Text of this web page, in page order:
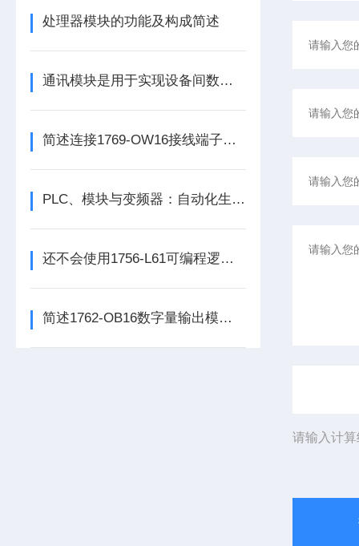
处理器模块的功能及构成简述
通讯模块是用于实现设备间数据传输与通信的集成化硬件组件
简述连接1769-OW16接线端子所需要注意的事项
PLC、模块与变频器：自动化生产的核心动力组合
还不会使用1756-L61可编程逻辑控制器？进来看
简述1762-OB16数字量输出模块的科学定期维护机制
请输入计